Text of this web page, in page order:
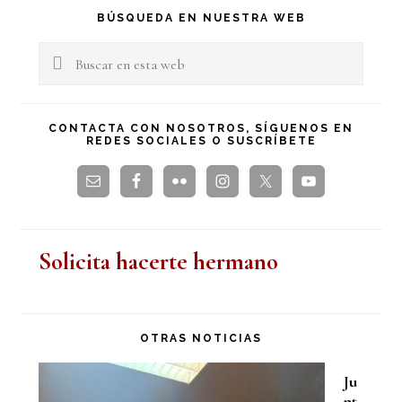
Barra
lateral
BÚSQUEDA EN NUESTRA WEB
Buscar
esta
CONTACTA CON NOSOTROS, SÍGUENOS EN
REDES SOCIALES O SUSCRÍBETE
Solicita hacerte hermano
OTRAS NOTICIAS
Ju